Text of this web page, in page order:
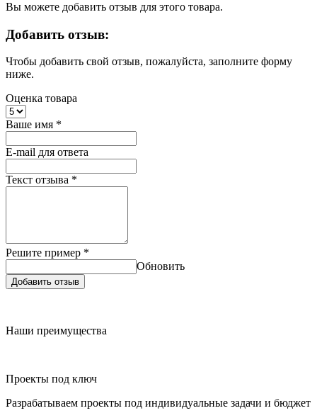
Вы можете добавить отзыв для этого товара.
Добавить отзыв:
Чтобы добавить свой отзыв, пожалуйста, заполните форму
ниже.
Оценка товара
Ваше имя *
E-mail для ответа
Текст отзыва *
Решите пример *
Обновить
Добавить отзыв
Наши преимущества
Проекты под ключ
Разрабатываем проекты под индивидуальные задачи и бюджет